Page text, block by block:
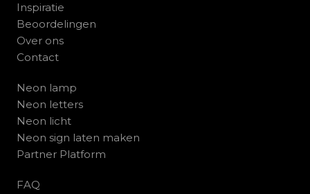
Inspiratie
Beoordelingen
Over ons
Contact
Neon lamp
Neon letters
Neon licht
Neon sign laten maken
Partner Platform
FAQ